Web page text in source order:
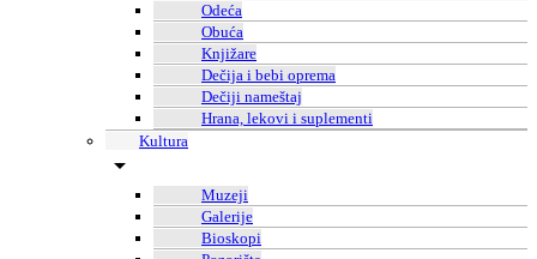
Odeća
Obuća
Knjižare
Dečija i bebi oprema
Dečiji nameštaj
Hrana, lekovi i suplementi
Kultura
Muzeji
Galerije
Bioskopi